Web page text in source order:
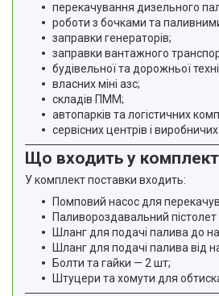
перекачування дизельного
роботи з бочками та
заправки генераторів;
заправки вантажного
будівельної та дорожньої
власних міні азс;
складів ПММ;
автопарків та логістичних
сервісних центрів і виробничих
Що входить у комплект
У комплект поставки входить:
Помповий насос для
Паливороздавальний пістолет
Шланг для подачі палива до
Шланг для подачі палива від
Болти та гайки — 2 шт;
Штуцери та хомути для